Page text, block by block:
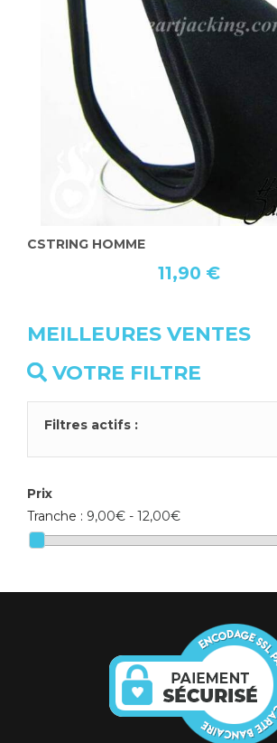
CSTRING HOMME
11,90 €
MEILLEURES VENTES
VOTRE FILTRE
Filtres actifs :
Prix
Tranche : 9,00€ - 12,00€